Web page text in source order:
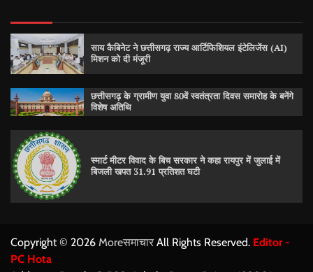
साय कैबिनेट ने छत्तीसगढ़ राज्य आर्टिफिशियल इंटेलिजेंस (AI)
मिशन को दी मंजूरी
छत्तीसगढ़ के ग्रामीण युवा 80वें स्वतंत्रता दिवस समारोह के बनेंगे
विशेष अतिथि
स्मार्ट मीटर विवाद के बिच सरकार ने कहा रायपुर में जुलाई में
बिजली खपत 31.91 प्रतिशत घटी
Copyright © 2026 Moreसमाचार All Rights Reserved. Editor -
PC Hota